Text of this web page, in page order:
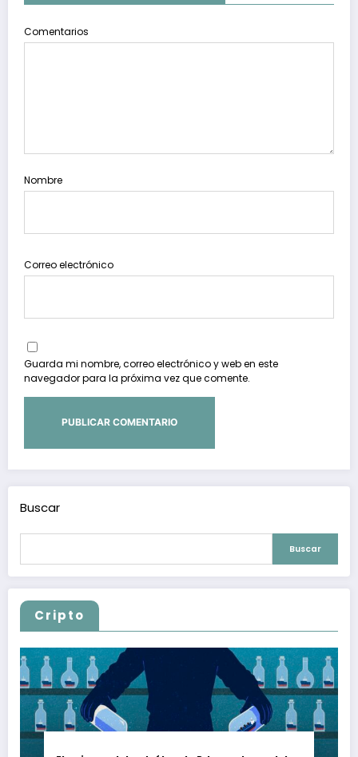
Comentarios
Nombre
Correo electrónico
Guarda mi nombre, correo electrónico y web en este
navegador para la próxima vez que comente.
Buscar
Buscar
Cripto